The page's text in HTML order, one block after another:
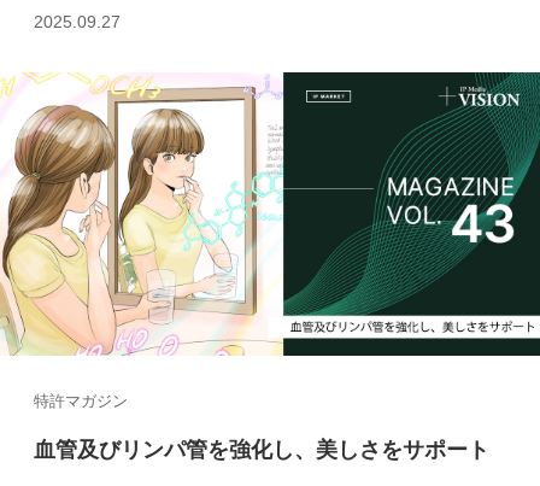
2025.09.27
特許マガジン
血管及びリンパ管を強化し、美しさをサポート